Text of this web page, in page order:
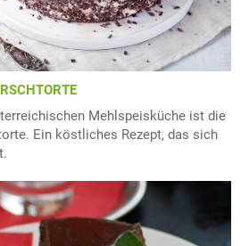
Mehlspeisküche ist die
Ein köstliches Rezept, das sich